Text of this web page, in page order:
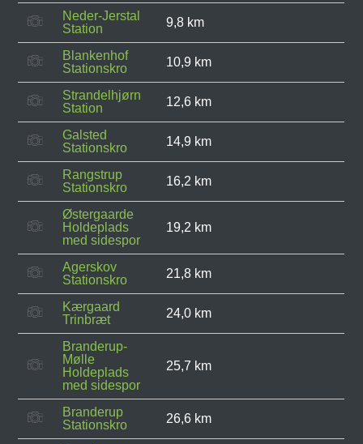
Neder-Jerstal
Station
9,8 km
Blankenhof
Stationskro
10,9 km
Strandelhjørn
Station
12,6 km
Galsted
Stationskro
14,9 km
Rangstrup
Stationskro
16,2 km
Østergaarde
Holdeplads
med sidespor
19,2 km
Agerskov
Stationskro
21,8 km
Kærgaard
Trinbræt
24,0 km
Branderup-
Mølle
Holdeplads
med sidespor
25,7 km
Branderup
Stationskro
26,6 km